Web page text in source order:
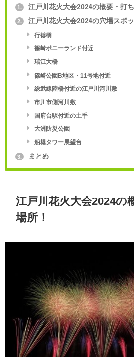
1. 江戸川花火大会2024の概要・打ち
2. 江戸川花火大会2024の穴場スポッ
行徳橋
篠崎ポニーランド付近
瑞江大橋
篠崎公園B地区・11号地付近
総武線陸橋付近の江戸川河川敷
市川市側河川敷
国府台駅付近の土手
大洲防災公園
船堀タワー展望台
3. まとめ
江戸川花火大会2024の
場所！